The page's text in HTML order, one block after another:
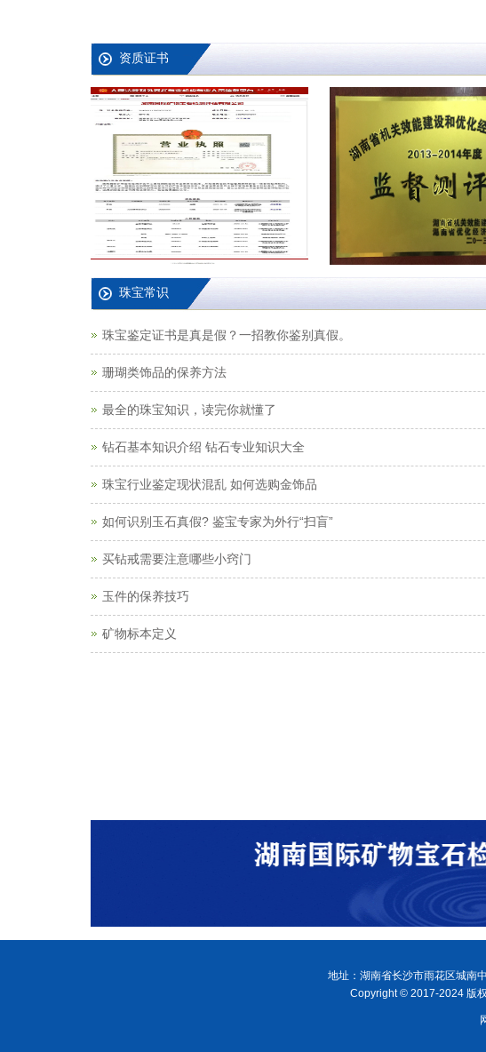
珠宝常识
珠宝鉴定证书是真是假？一招教你鉴别真假。
珊瑚类饰品的保养方法
最全的珠宝知识，读完你就懂了
珠宝行业鉴定现状混乱 如何选购金饰品
如何识别玉石真假? 鉴宝专家为外行“扫盲”
买钻戒需要注意哪些小窍门
玉件的保养技巧
矿物标本定义
地址：湖南省长沙市雨花区城
Copyright © 2017-2024 版